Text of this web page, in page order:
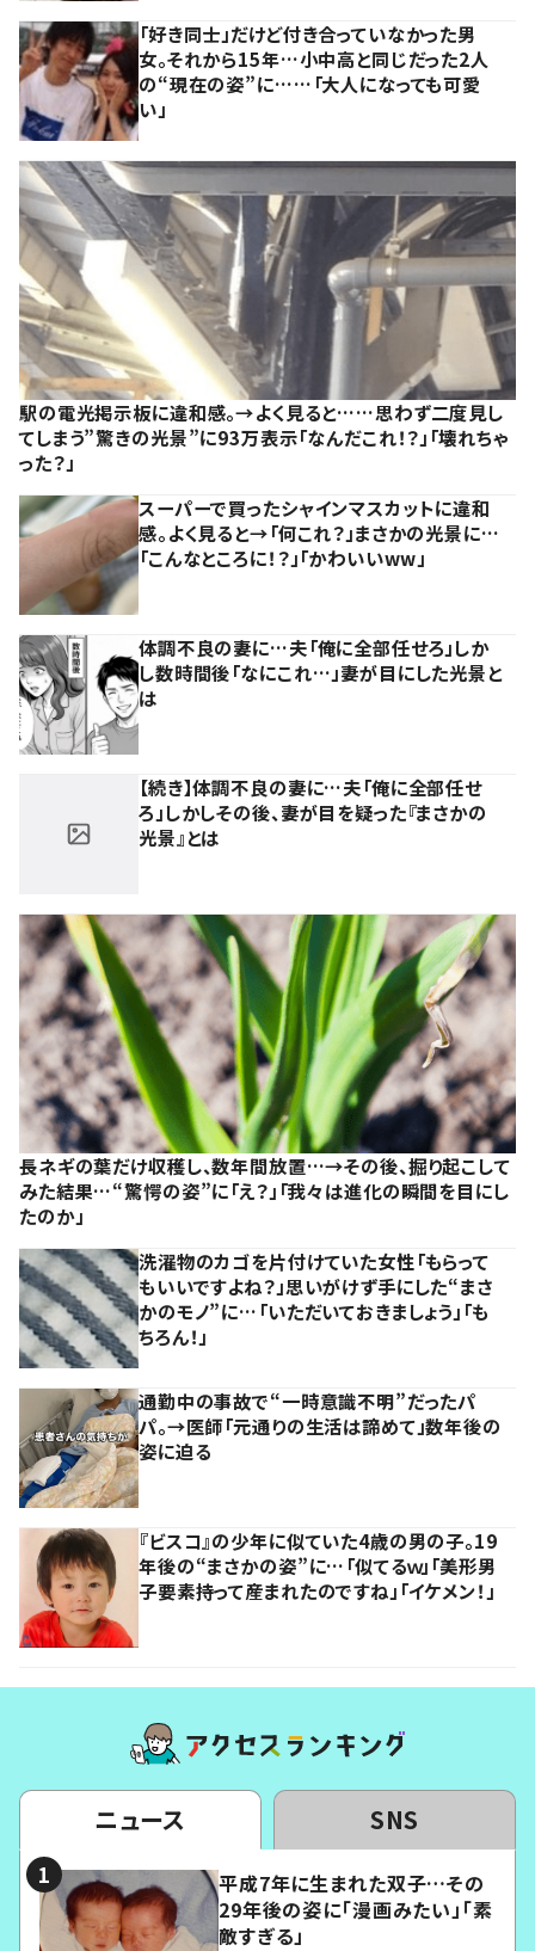
「好き同士」だけど付き合っていなかった男
女。それから15年…小中高と同じだった2人
の“現在の姿”に……「大人になっても可愛
い」
駅の電光掲示板に違和感。→よく見ると……思わず二度見し
てしまう”驚きの光景”に93万表示「なんだこれ！？」「壊れちゃ
った？」
スーパーで買ったシャインマスカットに違和
感。よく見ると→「何これ？」まさかの光景に…
「こんなところに！？」「かわいいww」
体調不良の妻に…夫「俺に全部任せろ」しか
し数時間後「なにこれ…」妻が目にした光景と
は
【続き】体調不良の妻に…夫「俺に全部任せ
ろ」しかしその後、妻が目を疑った『まさかの
光景』とは
長ネギの葉だけ収穫し、数年間放置…→その後、掘り起こして
みた結果…“驚愕の姿”に「え？」「我々は進化の瞬間を目にし
たのか」
洗濯物のカゴを片付けていた女性「もらって
もいいですよね？」思いがけず手にした“まさ
かのモノ”に…「いただいておきましょう」「も
ちろん！」
通勤中の事故で“一時意識不明”だったパ
パ。→医師「元通りの生活は諦めて」数年後の
姿に迫る
『ビスコ』の少年に似ていた4歳の男の子。19
年後の“まさかの姿”に…「似てるｗ」「美形男
子要素持って産まれたのですね」「イケメン！」
ニュース SNS
平成7年に生まれた双子…その
29年後の姿に「漫画みたい」「素
敵すぎる」